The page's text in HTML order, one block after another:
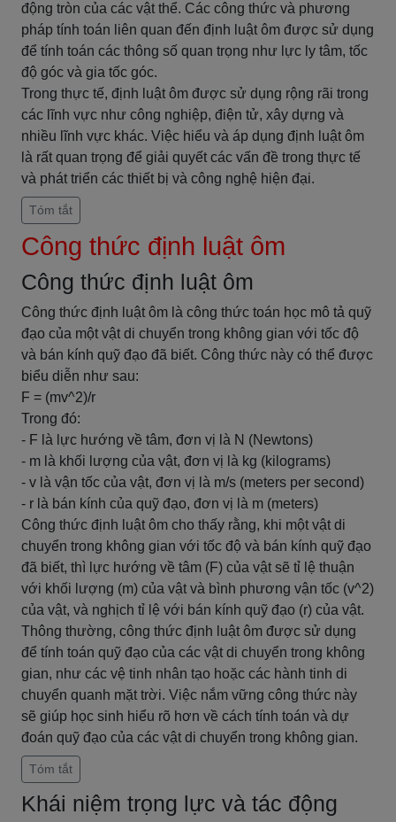
động tròn của các vật thể. Các công thức và phương
pháp tính toán liên quan đến định luật ôm được sử dụng
để tính toán các thông số quan trọng như lực ly tâm, tốc
độ góc và gia tốc góc.
Trong thực tế, định luật ôm được sử dụng rộng rãi trong
các lĩnh vực như công nghiệp, điện tử, xây dựng và
nhiều lĩnh vực khác. Việc hiểu và áp dụng định luật ôm
là rất quan trọng để giải quyết các vấn đề trong thực tế
và phát triển các thiết bị và công nghệ hiện đại.
Tóm tắt
Công thức định luật ôm
Công thức định luật ôm
Công thức định luật ôm là công thức toán học mô tả quỹ
đạo của một vật di chuyển trong không gian với tốc độ
và bán kính quỹ đạo đã biết. Công thức này có thể được
biểu diễn như sau:
F = (mv^2)/r
Trong đó:
- F là lực hướng về tâm, đơn vị là N (Newtons)
- m là khối lượng của vật, đơn vị là kg (kilograms)
- v là vận tốc của vật, đơn vị là m/s (meters per second)
- r là bán kính của quỹ đạo, đơn vị là m (meters)
Công thức định luật ôm cho thấy rằng, khi một vật di
chuyển trong không gian với tốc độ và bán kính quỹ đạo
đã biết, thì lực hướng về tâm (F) của vật sẽ tỉ lệ thuận
với khối lượng (m) của vật và bình phương vận tốc (v^2)
của vật, và nghịch tỉ lệ với bán kính quỹ đạo (r) của vật.
Thông thường, công thức định luật ôm được sử dụng
để tính toán quỹ đạo của các vật di chuyển trong không
gian, như các vệ tinh nhân tạo hoặc các hành tinh di
chuyển quanh mặt trời. Việc nắm vững công thức này
sẽ giúp học sinh hiểu rõ hơn về cách tính toán và dự
đoán quỹ đạo của các vật di chuyển trong không gian.
Tóm tắt
Khái niệm trọng lực và tác động